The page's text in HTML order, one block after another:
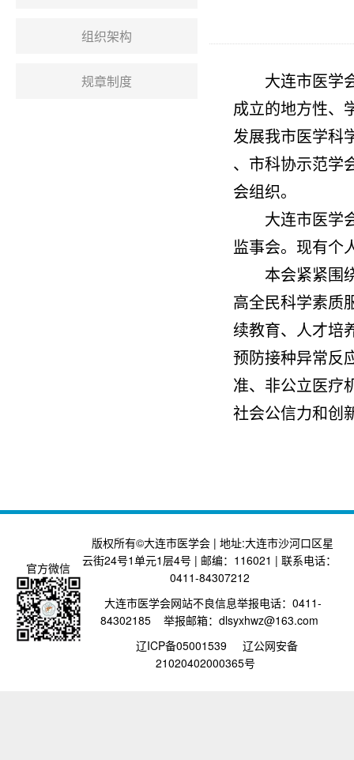
组织架构
规章制度
大连市医学
成立的地方性、
发展我市医学科
、市科协示范学
会组织。
大连市医学
监事会。现有个
本会紧紧围
高全民科学素质
续教育、人才培
预防接种异常反
准、非公立医疗
社会公信力和创
官方微信
版权所有©大连市医学会 | 地址:大连市沙河口区星
云街24号1单元1层4号 | 邮编：116021 | 联系电话：
0411-84307212
大连市医学会网站不良信息举报电话：0411-
84302185 举报邮箱：dlsyxhwz@163.com
辽ICP备05001539
辽公网安备
21020402000365号